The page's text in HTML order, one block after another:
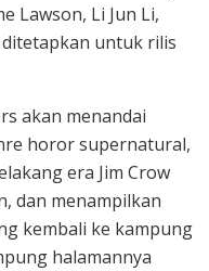
Lawson, Li Jun Li,
untuk rilis
akan menandai
horor supernatural,
era Jim Crow
dan menampilkan
kembali ke kampung
halamannya